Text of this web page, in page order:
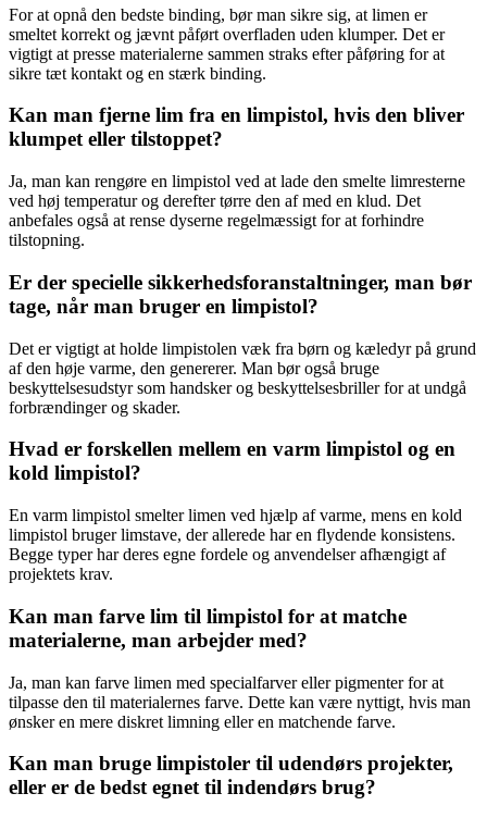
For at opnå den bedste binding, bør man sikre sig, at limen er
smeltet korrekt og jævnt påført overfladen uden klumper. Det er
vigtigt at presse materialerne sammen straks efter påføring for at
sikre tæt kontakt og en stærk binding.
Kan man fjerne lim fra en limpistol, hvis den bliver
klumpet eller tilstoppet?
Ja, man kan rengøre en limpistol ved at lade den smelte limresterne
ved høj temperatur og derefter tørre den af med en klud. Det
anbefales også at rense dyserne regelmæssigt for at forhindre
tilstopning.
Er der specielle sikkerhedsforanstaltninger, man bør
tage, når man bruger en limpistol?
Det er vigtigt at holde limpistolen væk fra børn og kæledyr på grund
af den høje varme, den genererer. Man bør også bruge
beskyttelsesudstyr som handsker og beskyttelsesbriller for at undgå
forbrændinger og skader.
Hvad er forskellen mellem en varm limpistol og en
kold limpistol?
En varm limpistol smelter limen ved hjælp af varme, mens en kold
limpistol bruger limstave, der allerede har en flydende konsistens.
Begge typer har deres egne fordele og anvendelser afhængigt af
projektets krav.
Kan man farve lim til limpistol for at matche
materialerne, man arbejder med?
Ja, man kan farve limen med specialfarver eller pigmenter for at
tilpasse den til materialernes farve. Dette kan være nyttigt, hvis man
ønsker en mere diskret limning eller en matchende farve.
Kan man bruge limpistoler til udendørs projekter,
eller er de bedst egnet til indendørs brug?